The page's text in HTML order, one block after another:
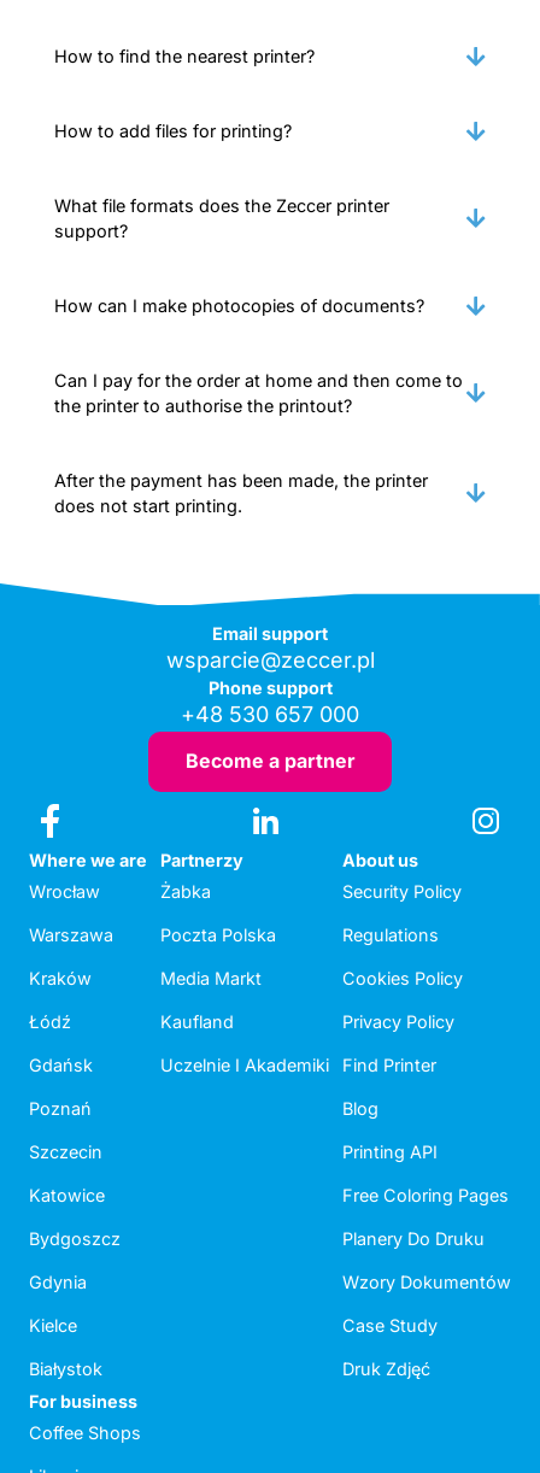
How to find the nearest printer?
How to add files for printing?
What file formats does the Zeccer printer
support?
How can I make photocopies of documents?
Can I pay for the order at home and then come to
the printer to authorise the printout?
After the payment has been made, the printer
does not start printing.
Email support
wsparcie@zeccer.pl
Phone support
+48 530 657 000
Become a partner
Where we are
Wrocław
Warszawa
Kraków
Łódź
Gdańsk
Poznań
Szczecin
Katowice
Bydgoszcz
Gdynia
Kielce
Białystok
Partnerzy
Żabka
Poczta Polska
Media Markt
Kaufland
Uczelnie I Akademiki
About us
Security Policy
Regulations
Cookies Policy
Privacy Policy
Find Printer
Blog
Printing API
Free Coloring Pages
Planery Do Druku
Wzory Dokumentów
Case Study
Druk Zdjęć
For business
Coffee Shops